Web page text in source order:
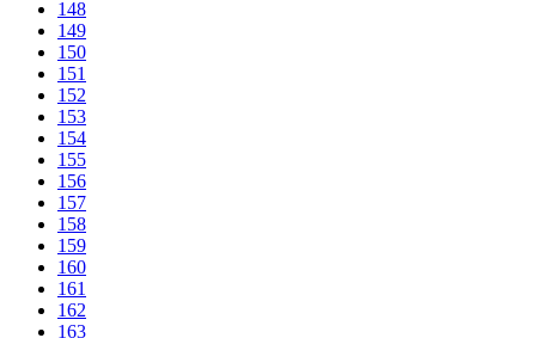
148
149
150
151
152
153
154
155
156
157
158
159
160
161
162
163